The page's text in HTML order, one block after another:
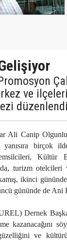
ve
Ali Canip
birçok
Kültür
turizm otelcileri
ikinci
gününde de Ani
Dernek
kazanacağını
ve